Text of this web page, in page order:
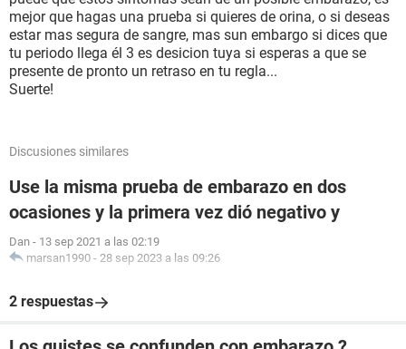
mejor que hagas una prueba si quieres de orina, o si deseas
estar mas segura de sangre, mas sun embargo si dices que
tu periodo llega él 3 es desicion tuya si esperas a que se
presente de pronto un retraso en tu regla...
Suerte!
Discusiones similares
Use la misma prueba de embarazo en dos
ocasiones y la primera vez dió negativo y
Dan - 13 sep 2021 a las 02:19
marsan1990 - 28 sep 2023 a las 09:26
2 respuestas